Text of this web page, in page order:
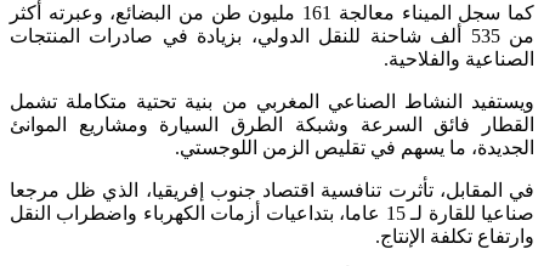
كما سجل الميناء معالجة 161 مليون طن من البضائع، وعبرته أكثر
من 535 ألف شاحنة للنقل الدولي، بزيادة في صادرات المنتجات
الصناعية والفلاحية.
ويستفيد النشاط الصناعي المغربي من بنية تحتية متكاملة تشمل
القطار فائق السرعة وشبكة الطرق السيارة ومشاريع الموانئ
الجديدة، ما يسهم في تقليص الزمن اللوجستي.
في المقابل، تأثرت تنافسية اقتصاد جنوب إفريقيا، الذي ظل مرجعا
صناعيا للقارة لـ 15 عاما، بتداعيات أزمات الكهرباء واضطراب النقل
وارتفاع تكلفة الإنتاج.